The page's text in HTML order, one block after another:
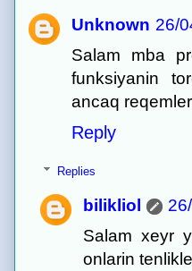
Unknown 26/
Salam mba
funksiyanin
ancaq
Reply
Replies
bilikliol
Salam xeyr
onlarin